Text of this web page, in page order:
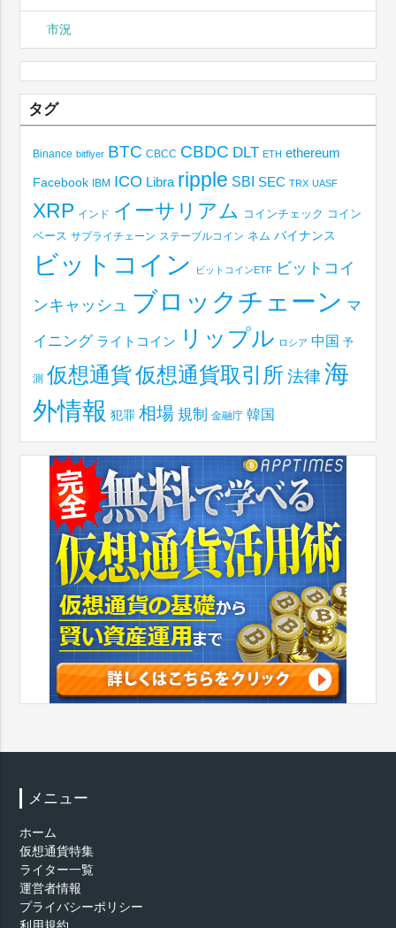
市況
タグ
Binance bitflyer BTC CBCC CBDC DLT ETH ethereum
Facebook IBM ICO Libra ripple SBI SEC TRX UASF
XRP インド イーサリアム コインチェック コイン
ベース サプライチェーン ステーブルコイン ネム バイナンス
ビットコイン ビットコインETF ビットコイ
ンキャッシュ ブロックチェーン マ
イニング ライトコイン リップル ロシア 中国 予
測 仮想通貨仮想通貨取引所 法律 海
外情報 犯罪 相場 規制 金融庁 韓国
メニュー
ホーム
仮想通貨特集
ライター一覧
運営者情報
プライバシーポリシー
利用規約